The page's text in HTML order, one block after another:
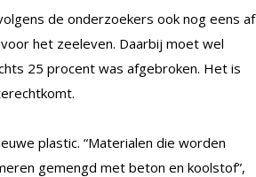
de onderzoekers ook nog eens af
het zeeleven. Daarbij moet wel
25 procent was afgebroken. Het is
plastic. “Materialen die worden
gemengd met beton en koolstof”,